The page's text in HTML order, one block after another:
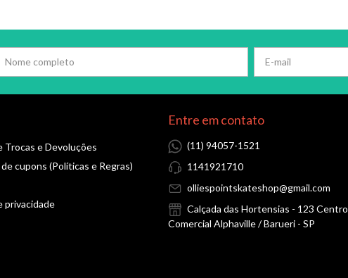
Trocas e Devoluções
cupons (Políticas e Regras)
privacidade
Entre em contato
(11) 94057-1521
1141921710
olliespointskateshop@gmail.com
Calçada das Hortensias - 123 Centro
Comercial Alphaville / Barueri - SP